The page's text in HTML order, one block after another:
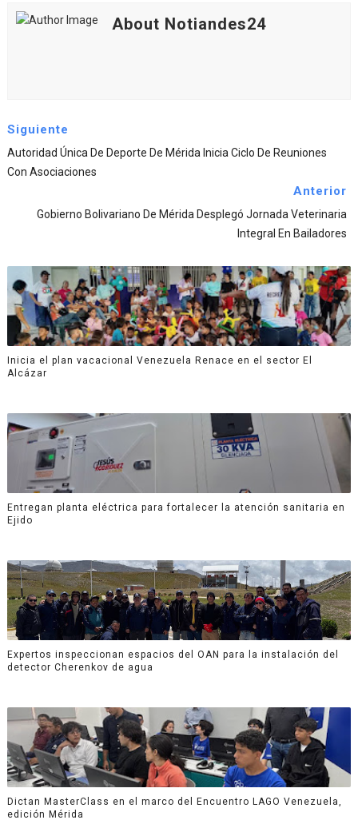
About Notiandes24
Siguiente
Autoridad Única De Deporte De Mérida Inicia Ciclo De Reuniones
Con Asociaciones
Anterior
Gobierno Bolivariano De Mérida Desplegó Jornada Veterinaria
Integral En Bailadores
Inicia el plan vacacional Venezuela Renace en el sector El
Alcázar
Entregan planta eléctrica para fortalecer la atención sanitaria en
Ejido
Expertos inspeccionan espacios del OAN para la instalación del
detector Cherenkov de agua
Dictan MasterClass en el marco del Encuentro LAGO Venezuela,
edición Mérida